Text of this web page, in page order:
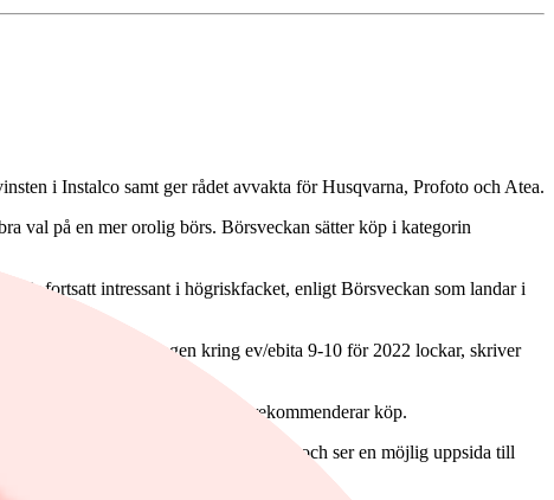
i Instalco samt ger rådet avvakta för Husqvarna, Profoto och Atea.
val på en mer orolig börs. Börsveckan sätter köp i kategorin
är fortsatt intressant i högriskfacket, enligt Börsveckan som landar i
men värderingen kring ev/ebita 9-10 för 2022 lockar, skriver
skriver Börsveckan och rekommenderar köp.
kan slå index det kommande året och ser en möjlig uppsida till